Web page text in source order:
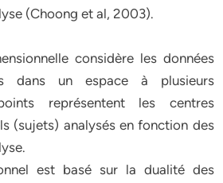
(Choong et al, 2003).
considère les données
dans un espace à plusieurs
représentent les centres
(sujets) analysés en fonction des
est basé sur la dualité des